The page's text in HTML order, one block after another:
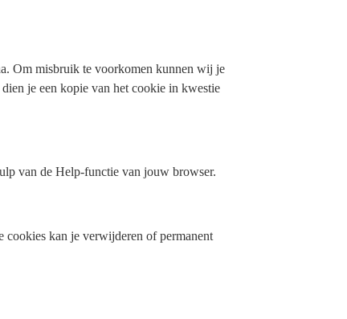
Om misbruik te voorkomen kunnen wij je
je een kopie van het cookie in kwestie
van de Help-functie van jouw browser.
cookies kan je verwijderen of permanent